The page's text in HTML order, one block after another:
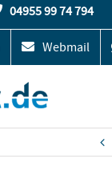
04955 99 74 794
Webmail